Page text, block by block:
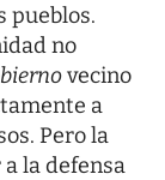
pueblos.
no
vecino
a
Pero la
la defensa